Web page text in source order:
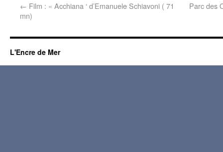
← Film : « Acchiana ‘ d’Emanuele Schiavoni ( 71
mn)
Parc des
L'Encre de Mer